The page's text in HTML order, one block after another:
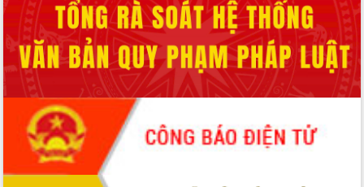
Hội thảo khoa học “Giải pháp thúc đẩy
phát triển nền kinh tế xanh tại tỉnh
Đắk Lắk”
Tăng cường giám sát, đôn đốc thực
hiện nhiệm vụ quản lý tài sản công
hàng tuần
Tháo gỡ những vướng mắc, đẩy mạnh
công tác cải cách thủ tục hành chính
tại Trung tâm Phục vụ hành chính
công tỉnh